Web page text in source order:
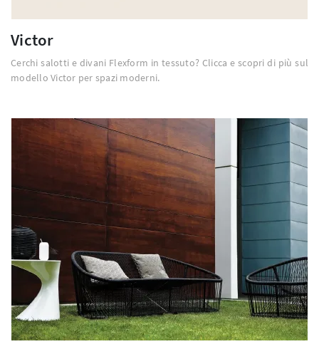
Victor
Cerchi salotti e divani Flexform in tessuto? Clicca e scopri di più sul
modello Victor per spazi moderni.